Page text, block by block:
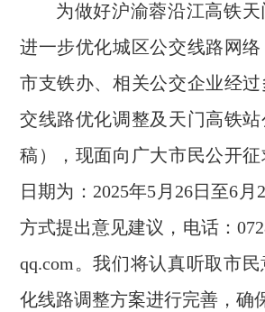
为做好沪渝蓉沿江高铁
进一步优化城区公交线路网
市支铁办、相关公交企业经
交线路优化调整及天门高铁
稿），现面向广大市民公开
日期为：2025年5月26日至6
方式提出意见建议，电话：
qq.com。我们将认真听取市
化线路调整方案进行完善，确